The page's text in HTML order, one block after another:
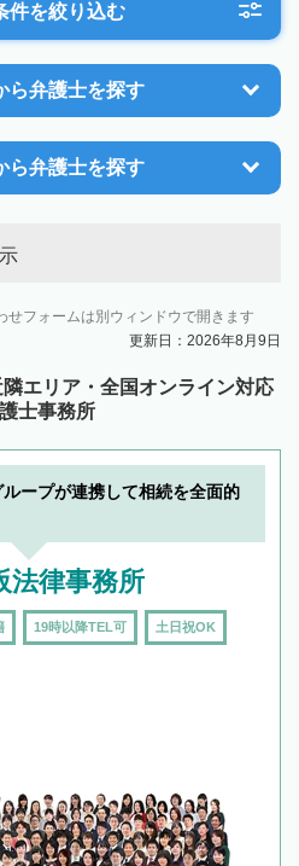
件を絞り込む
ら弁護士を探す
ら弁護士を探す
せフォームは別ウィンドウで開きます
更新日：2026年8月9日
エリア・全国オンライン対応
士事務所
ループが連携して相続を全面的
法律事務所
19時以降TEL可 土日祝OK